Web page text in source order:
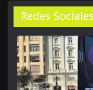
Redes Sociales